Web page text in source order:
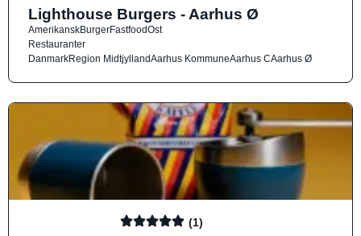
Lighthouse Burgers - Aarhus Ø
AmerikanskBurgerFastfoodOst
Restauranter
DanmarkRegion MidtjyllandAarhus KommuneAarhus CAarhus Ø
(1)